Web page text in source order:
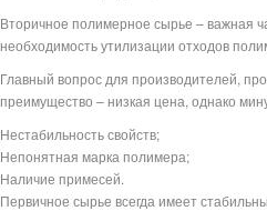
Вторичное полимерное сырье – важная
необходимость утилизации отходов
Главный вопрос для производителей,
преимущество – низкая цена, однако
Нестабильность свойств;
Непонятная марка полимера;
Наличие примесей.
Первичное сырье всегда имеет